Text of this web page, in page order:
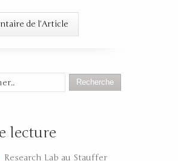
Recherche
lecture
Research Lab au Stauffer